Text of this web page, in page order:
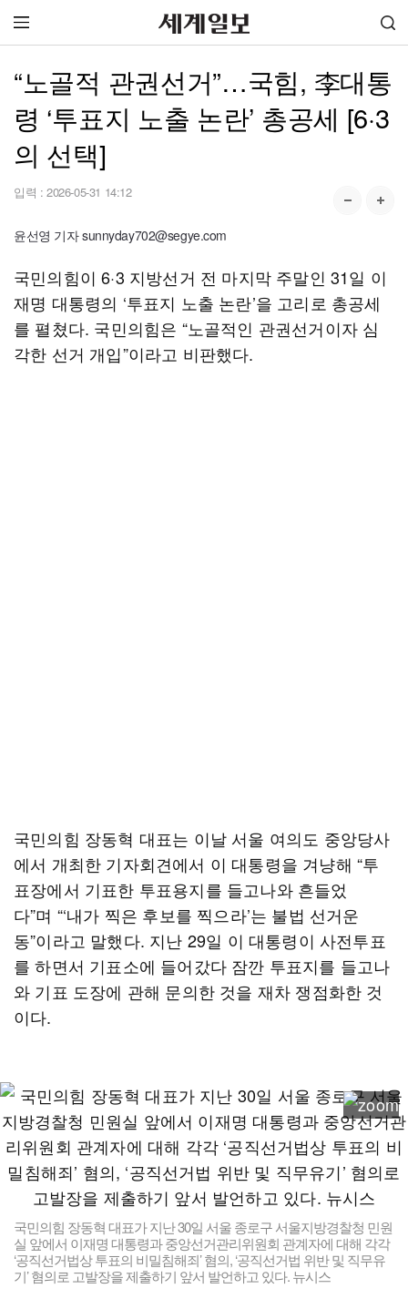
“노골적 관권선거”…국힘, 李대통
령 ‘투표지 노출 논란’ 총공세 [6·3
의 선택]
입력 : 2026-05-31 14:12
윤선영 기자 sunnyday702@segye.com
국민의힘이 6·3 지방선거 전 마지막 주말인 31일 이
재명 대통령의 ‘투표지 노출 논란’을 고리로 총공세
를 펼쳤다. 국민의힘은 “노골적인 관권선거이자 심
각한 선거 개입”이라고 비판했다.
국민의힘 장동혁 대표는 이날 서울 여의도 중앙당사
에서 개최한 기자회견에서 이 대통령을 겨냥해 “투
표장에서 기표한 투표용지를 들고나와 흔들었
다”며 “‘내가 찍은 후보를 찍으라’는 불법 선거운
동”이라고 말했다. 지난 29일 이 대통령이 사전투표
를 하면서 기표소에 들어갔다 잠깐 투표지를 들고나
와 기표 도장에 관해 문의한 것을 재차 쟁점화한 것
이다.
국민의힘 장동혁 대표가 지난 30일 서울 종로구 서울지방경찰청 민원
실 앞에서 이재명 대통령과 중앙선거관리위원회 관계자에 대해 각각
‘공직선거법상 투표의 비밀침해죄’ 혐의, ‘공직선거법 위반 및 직무유
기’ 혐의로 고발장을 제출하기 앞서 발언하고 있다. 뉴시스